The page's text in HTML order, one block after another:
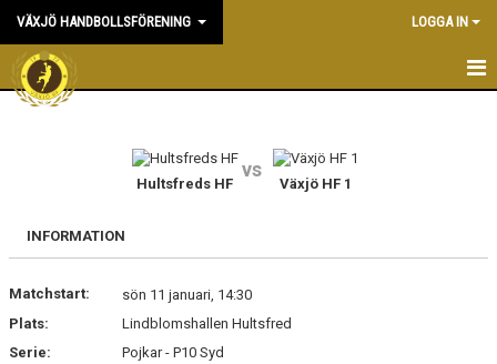
VÄXJÖ HANDBOLLSFÖRENING LOGGA IN
HEM
KONTAKT & KANSLI
DOKUMENT
Hultsfreds HF
vs
Växjö HF 1
INFORMATION
Matchstart:
sön 11 januari, 14:30
Plats:
Lindblomshallen Hultsfred
Serie:
Pojkar - P10 Syd